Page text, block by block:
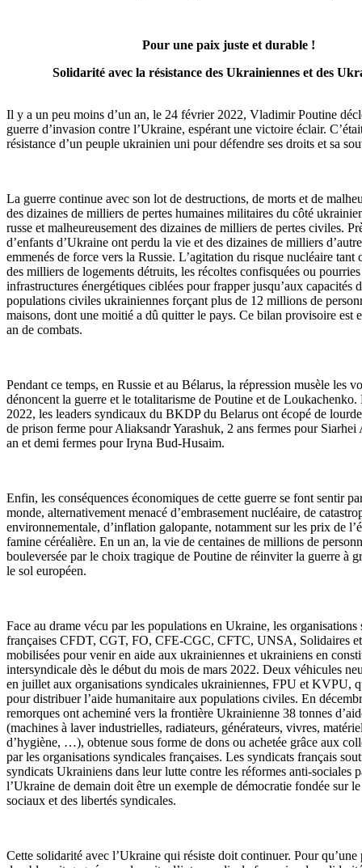
Pour une paix juste et durable !
Solidarité avec la résistance des Ukrainiennes et des
Il y a un peu moins d’un an, le 24 février 2022, Vladimir Poutine
guerre d’invasion contre l’Ukraine, espérant une victoire éclair.
résistance d’un peuple ukrainien uni pour défendre ses droits et sa
La guerre continue avec son lot de destructions, de morts et de
des dizaines de milliers de pertes humaines militaires du côté
russe et malheureusement des dizaines de milliers de pertes civiles.
d’enfants d’Ukraine ont perdu la vie et des dizaines de milliers
emmenés de force vers la Russie. L’agitation du risque nucléaire
des milliers de logements détruits, les récoltes confisquées ou
infrastructures énergétiques ciblées pour frapper jusqu’aux capacités
populations civiles ukrainiennes forçant plus de 12 millions de
maisons, dont une moitié a dû quitter le pays. Ce bilan provisoire est
an de combats.
Pendant ce temps, en Russie et au Bélarus, la répression musèle les
dénoncent la guerre et le totalitarisme de Poutine et de Loukachenko.
2022, les leaders syndicaux du BKDP du Belarus ont écopé de
de prison ferme pour Aliaksandr Yarashuk, 2 ans fermes pour Siarhei
an et demi fermes pour Iryna Bud-Husaim.
Enfin, les conséquences économiques de cette guerre se font sentir
monde, alternativement menacé d’embrasement nucléaire, de
environnementale, d’inflation galopante, notamment sur les prix de
famine céréalière. En un an, la vie de centaines de millions de
bouleversée par le choix tragique de Poutine de réinviter la guerre à
le sol européen.
Face au drame vécu par les populations en Ukraine, les organisations
françaises CFDT, CGT, FO, CFE-CGC, CFTC, UNSA, Solidaires
mobilisées pour venir en aide aux ukrainiennes et ukrainiens en
intersyndicale dès le début du mois de mars 2022. Deux véhicules
en juillet aux organisations syndicales ukrainiennes, FPU et KVPU,
pour distribuer l’aide humanitaire aux populations civiles. En
remorques ont acheminé vers la frontière Ukrainienne 38 tonnes
(machines à laver industrielles, radiateurs, générateurs, vivres,
d’hygiène, …), obtenue sous forme de dons ou achetée grâce aux
par les organisations syndicales françaises. Les syndicats français
syndicats Ukrainiens dans leur lutte contre les réformes anti-sociales
l’Ukraine de demain doit être un exemple de démocratie fondée sur
sociaux et des libertés syndicales.
Cette solidarité avec l’Ukraine qui résiste doit continuer. Pour qu’une